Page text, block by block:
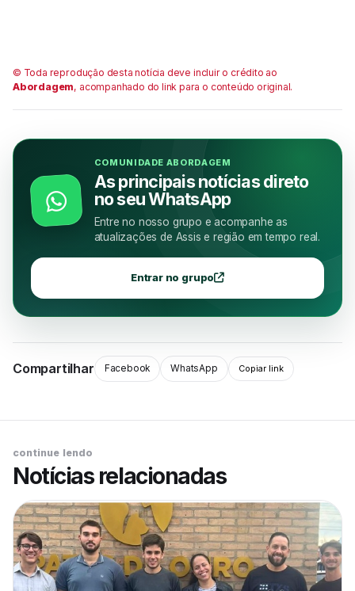
© Toda reprodução desta notícia deve incluir o crédito ao
Abordagem, acompanhado do link para o conteúdo original.
COMUNIDADE ABORDAGEM
As principais notícias direto
no seu WhatsApp
Entre no nosso grupo e acompanhe as
atualizações de Assis e região em tempo real.
Entrar no grupo
Compartilhar Facebook WhatsApp Copiar link
continue lendo
Notícias relacionadas